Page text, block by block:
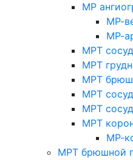
МР
МР-
МР-
МРТ
МРТ
МРТ
МРТ
МРТ
МРТ
МР-
МРТ брюшной